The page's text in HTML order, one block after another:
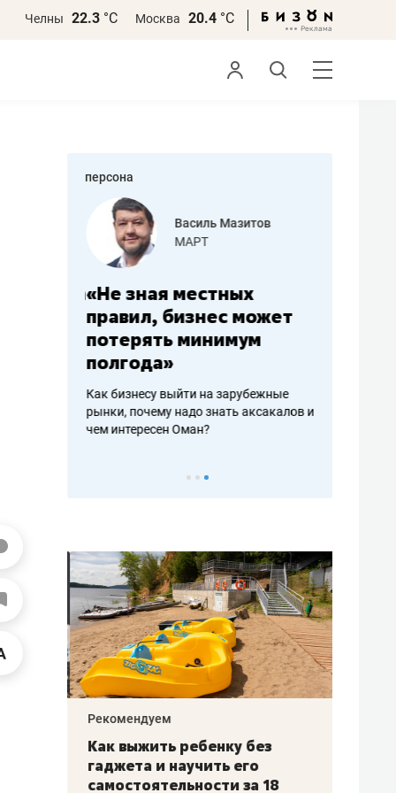
Челны 22.3 °С Москва 20.4 °С
персона
работа
Василь Мазитов
МАРТ
«Не зная местных
правил, бизнес может
потерять минимум
полгода»
Как бизнесу выйти на зарубежные
рынки, почему надо знать аксакалов и
чем интересен Оман?
–
Рекомендуем
Как выжить ребенку без
гаджета и научить его
самостоятельности за 18